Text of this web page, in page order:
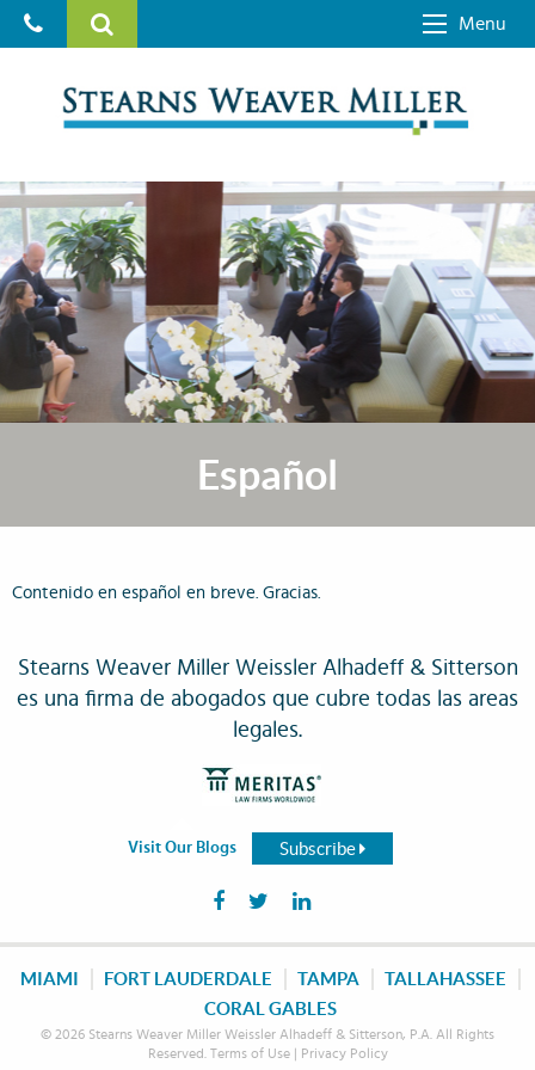
Menu
Español
Contenido en español en breve. Gracias.
Stearns Weaver Miller Weissler Alhadeff & Sitterson
es una firma de abogados que cubre todas las areas
legales.
Visit Our Blogs Subscribe
MIAMI FORT LAUDERDALE TAMPA
TALLAHASSEE
CORAL GABLES
© 2026 Stearns Weaver Miller Weissler Alhadeff & Sitterson, P.A. All Rights
Reserved. Terms of Use| Privacy Policy